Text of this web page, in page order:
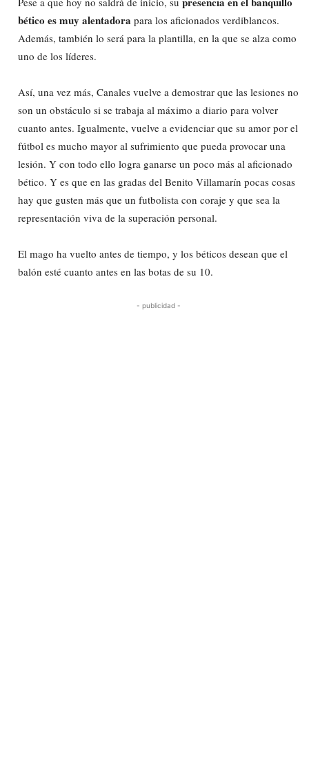
bético es muy alentadora para los aficionados verdiblancos.
Además, también lo será para la plantilla, en la que se alza como
uno de los líderes.
Así, una vez más, Canales vuelve a demostrar que las lesiones no
son un obstáculo si se trabaja al máximo a diario para volver
cuanto antes. Igualmente, vuelve a evidenciar que su amor por el
fútbol es mucho mayor al sufrimiento que pueda provocar una
lesión. Y con todo ello logra ganarse un poco más al aficionado
bético. Y es que en las gradas del Benito Villamarín pocas cosas
hay que gusten más que un futbolista con coraje y que sea la
representación viva de la superación personal.
El mago ha vuelto antes de tiempo, y los béticos desean que el
balón esté cuanto antes en las botas de su 10.
- publicidad -